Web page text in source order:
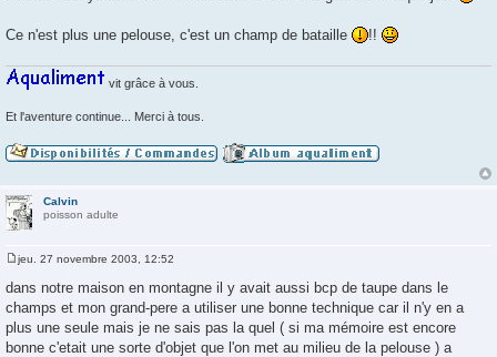
s
g
Ce n'est plus une pelouse, c'est un champ de bataille !!
vit grâce à vous.
Et l'aventure continue... Merci à tous.
Calvin
poisson adulte
M
s
s
g
e
jeu. 27 novembre 2003, 12:52
dans notre maison en montagne il y avait aussi bcp de taupe dans le
champs et mon grand-pere a utiliser une bonne technique car il n'y en a
plus une seule mais je ne sais pas la quel ( si ma mémoire est encore
bonne c'etait une sorte d'objet que l'on met au milieu de la pelouse ) a